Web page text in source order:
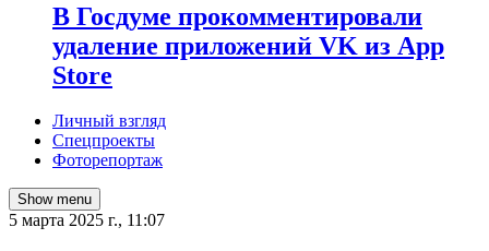
В Госдуме прокомментировали
удаление приложений VK из App
Store
Личный взгляд
Спецпроекты
Фоторепортаж
Show menu
5 марта 2025 г., 11:07